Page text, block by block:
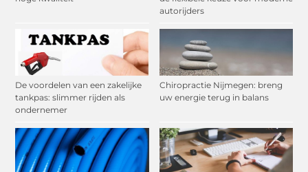
autorijders
De voordelen van een zakelijke
tankpas: slimmer rijden als
ondernemer
Chiropractie Nijmegen: breng
uw energie terug in balans